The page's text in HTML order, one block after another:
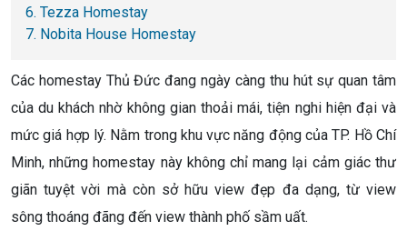
6. Tezza Homestay
7. Nobita House Homestay
Các homestay Thủ Đức đang ngày càng thu hút sự quan tâm
của du khách nhờ không gian thoải mái, tiện nghi hiện đại và
mức giá hợp lý. Nằm trong khu vực năng động của TP. Hồ Chí
Minh, những homestay này không chỉ mang lại cảm giác thư
giãn tuyệt vời mà còn sở hữu view đẹp đa dạng, từ view
sông thoáng đãng đến view thành phố sầm uất.